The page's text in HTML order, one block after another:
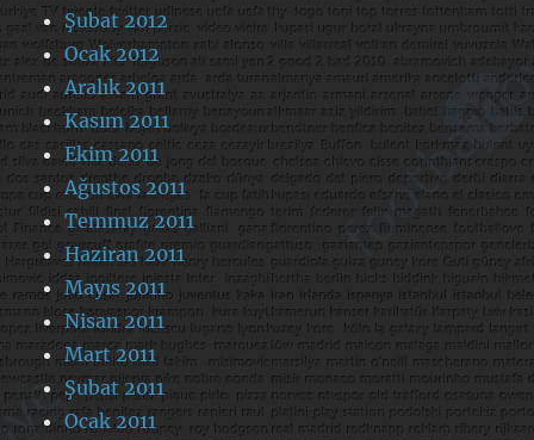
Şubat 2012
Ocak 2012
Aralık 2011
Kasım 2011
Ekim 2011
Ağustos 2011
Temmuz 2011
Haziran 2011
Mayıs 2011
Nisan 2011
Mart 2011
Şubat 2011
Ocak 2011